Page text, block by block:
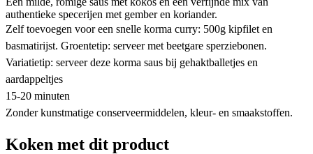
authentieke specerijen met gember en koriander.
Zelf toevoegen voor een snelle korma curry: 500g kipfilet en
basmatirijst. Groentetip: serveer met beetgare sperziebonen.
Variatietip: serveer deze korma saus bij gehaktballetjes en
aardappeltjes
15-20 minuten
Zonder kunstmatige conserveermiddelen, kleur- en smaakstoffen.
Koken met dit product